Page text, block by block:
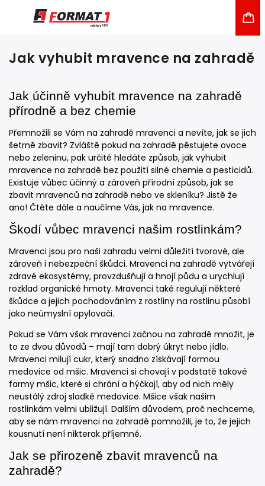
Jak vyhubit mravence na zahradě
Jak účinně vyhubit mravence na zahradě
přírodně a bez chemie
Přemnožili se Vám na zahradě mravenci a nevíte, jak se jich
šetrně zbavit? Zvláště pokud na zahradě pěstujete ovoce
nebo zeleninu, pak určitě hledáte způsob, jak vyhubit
mravence na zahradě bez použití silné chemie a pesticidů.
Existuje vůbec účinný a zároveň přírodní způsob, jak se
zbavit mravenců na zahradě nebo ve skleníku? Jistě že
ano! Čtěte dále a naučíme Vás, jak na mravence.
Škodí vůbec mravenci našim rostlinkám?
Mravenci jsou pro naši zahradu velmi důležití tvorové, ale
zároveň i nebezpeční škůdci. Mravenci na zahradě vytvářejí
zdravé ekosystémy, provzdušňují a hnojí půdu a urychlují
rozklad organické hmoty. Mravenci také regulují některé
škůdce a jejich pochodováním z rostliny na rostlinu působí
jako neúmyslní opylovači.
Pokud se Vám však mravenci začnou na zahradě množit, je
to ze dvou důvodů – mají tam dobrý úkryt nebo jídlo.
Mravenci milují cukr, který snadno získávají formou
medovice od mšic. Mravenci si chovají v podstatě takové
farmy mšic, které si chrání a hýčkají, aby od nich měly
neustálý zdroj sladké medovice. Mšice však našim
rostlinkám velmi ubližují. Dalším důvodem, proč nechceme,
aby se nám mravenci na zahradě pomnožili, je to, že jejich
kousnutí není nikterak příjemné.
Jak se přirozeně zbavit mravenců na
zahradě?